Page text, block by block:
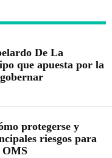
De La
que apuesta por la
protegerse y
riesgos para
OMS